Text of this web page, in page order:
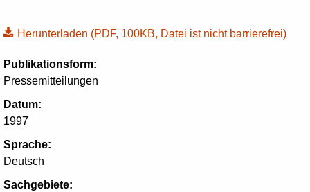
Herunterladen (PDF, 100KB, Datei ist nicht barrierefrei)
Publikationsform:
Pressemitteilungen
Datum:
1997
Sprache:
Deutsch
Sachgebiete: